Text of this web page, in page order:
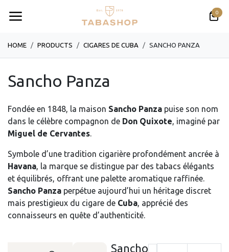
0
HOME PRODUCTS CIGARES DE CUBA SANCHO PANZA
Sancho Panza
Fondée en 1848, la maison Sancho Panza puise son nom
dans le célèbre compagnon de Don Quixote, imaginé par
Miguel de Cervantes.
Symbole d’une tradition cigarière profondément ancrée à
Havana, la marque se distingue par des tabacs élégants
et équilibrés, offrant une palette aromatique raffinée.
Sancho Panza perpétue aujourd’hui un héritage discret
mais prestigieux du cigare de Cuba, apprécié des
connaisseurs en quête d’authenticité.
Sancho